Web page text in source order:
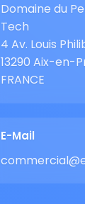
Domaine du
Tech
4 Av. Louis
13290 Aix-en-
FRANCE
E-Mail